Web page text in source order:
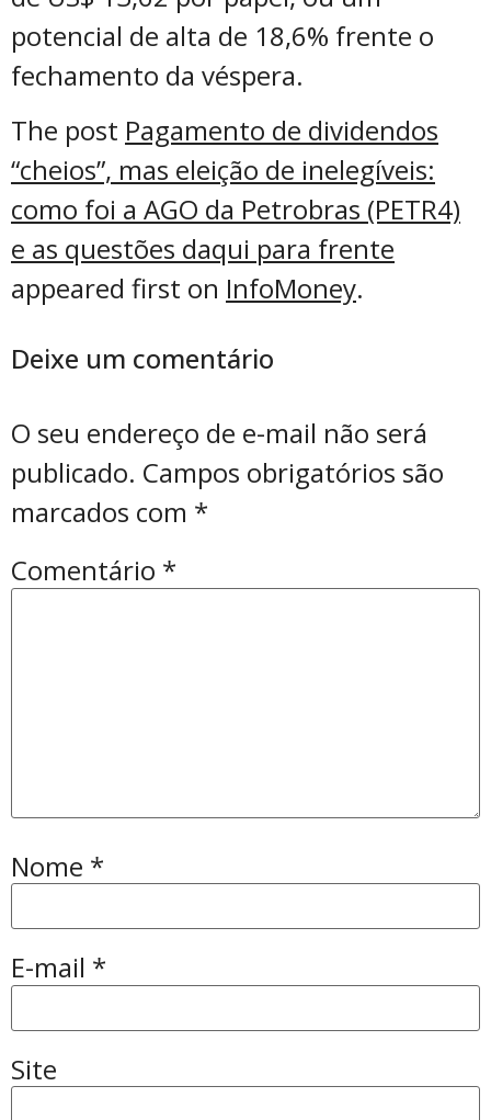
potencial de alta de 18,6% frente o
fechamento da véspera.
The post Pagamento de dividendos
“cheios”, mas eleição de inelegíveis:
como foi a AGO da Petrobras (PETR4)
e as questões daqui para frente
appeared first on InfoMoney.
Deixe um comentário
O seu endereço de e-mail não será
publicado. Campos obrigatórios são
marcados com *
Comentário *
Nome *
E-mail *
Site